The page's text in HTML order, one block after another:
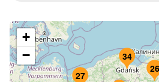
26
34
27
+
−